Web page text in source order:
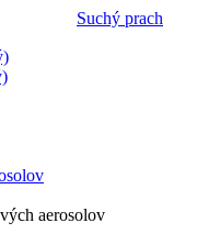
Suchý prach
aerosolov